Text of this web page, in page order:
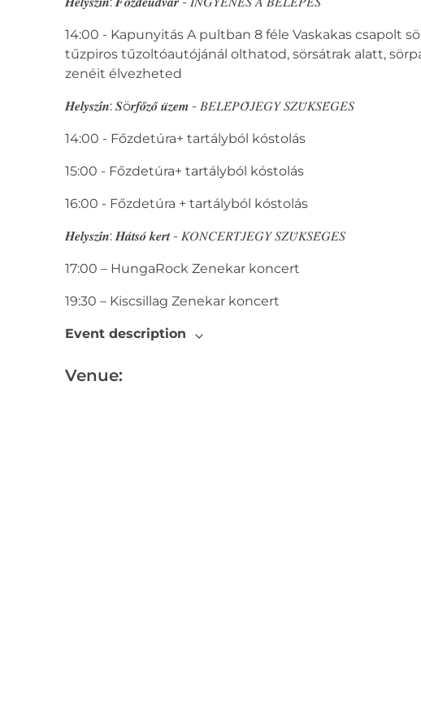
14:00 - Kapunyitás A pultban 8 féle Vaskakas csapolt
tűzpiros tűzoltóautójánál olthatod, sörsátrak alatt,
zenéit élvezheted
𝑯𝒆𝒍𝒚𝒔𝒛𝒊́𝒏: 𝑺ö𝒓𝒇𝒐̋𝒛𝒐̋ 𝒖̈𝒛𝒆𝒎 - 𝐵𝐸𝐿𝐸́𝑃𝑂̋𝐽𝐸𝐺𝑌 𝑆𝑍𝑈̈𝐾𝑆𝐸́𝐺𝐸𝑆
14:00 - Főzdetúra+ tartályból kóstolás
15:00 - Főzdetúra+ tartályból kóstolás
16:00 - Főzdetúra + tartályból kóstolás
𝑯𝒆𝒍𝒚𝒔𝒛𝒊́𝒏: 𝑯𝒂́𝒕𝒔𝒐́ 𝒌𝒆𝒓𝒕 - 𝐾𝑂𝑁𝐶𝐸𝑅𝑇𝐽𝐸𝐺𝑌 𝑆𝑍𝑈̈𝐾𝑆𝐸́𝐺𝐸𝑆
17:00 – HungaRock Zenekar koncert
19:30 – Kiscsillag Zenekar koncert
Event description
Venue: